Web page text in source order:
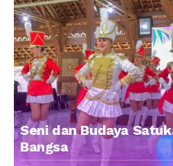
Seni dan Budaya
Bangsa